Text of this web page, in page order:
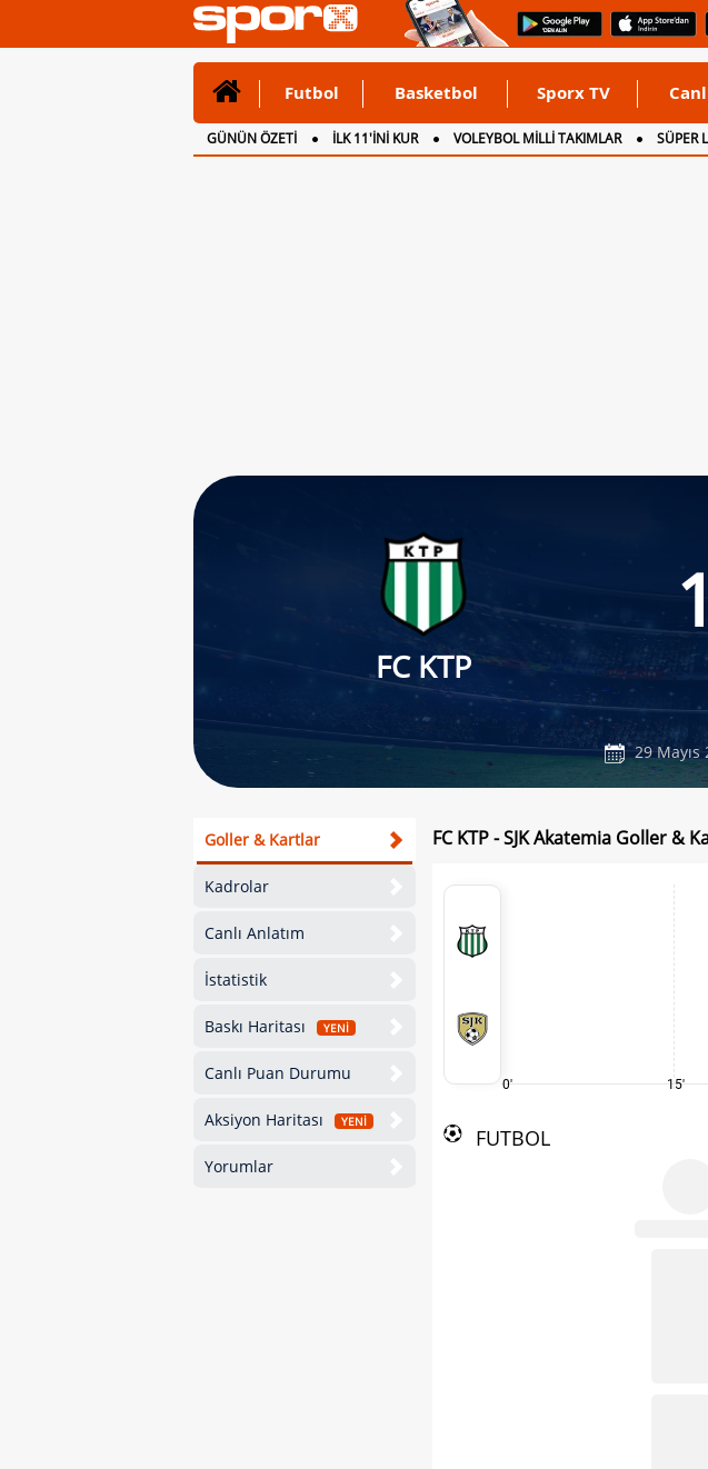
Futbol Basketbol Sporx TV
GÜNÜN ÖZETİ İLK 11'İNİ KUR VOLEYBOL MİLLİ TAKIMLAR SÜPER
CANLI ANLATIM
İNGİLTERE
FC KTP
29 Mayıs
Goller & Kartlar
Kadrolar
Canlı Anlatım
İstatistik
Baskı Haritası YENİ
Canlı Puan Durumu
Aksiyon Haritası YENİ
Yorumlar
FC KTP - SJK Akatemia Goller &
0' 15'
FUTBOL